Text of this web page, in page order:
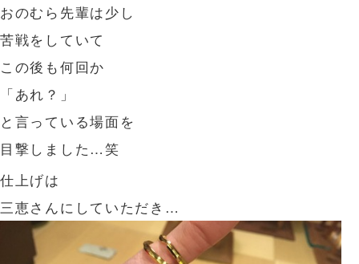
おのむら先輩は少し
苦戦をしていて
この後も何回か
「あれ？」
と言っている場面を
目撃しました…笑
仕上げは
三恵さんにしていただき…